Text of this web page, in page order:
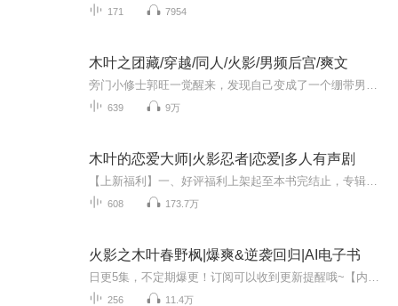
171 7954
木叶之团藏/穿越/同人/火影/男频后宫/爽文
639 9万
木叶的恋爱大师|火影忍者|恋爱|多人有声剧
608 173.7万
火影之木叶春野枫|爆爽&逆袭回归|AI电子书
256 11.4万